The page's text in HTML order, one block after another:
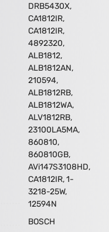
DRB5430X,
CA1812IR,
CA1812IR,
4892320,
ALB1812,
ALB1812AN,
210594,
ALB1812RB,
ALB1812WA,
ALV1812RB,
23100LA5MA,
860810,
860810GB,
AVi147S3108HD,
CA1812IR, 1-
3218-25W,
12594N
BOSCH